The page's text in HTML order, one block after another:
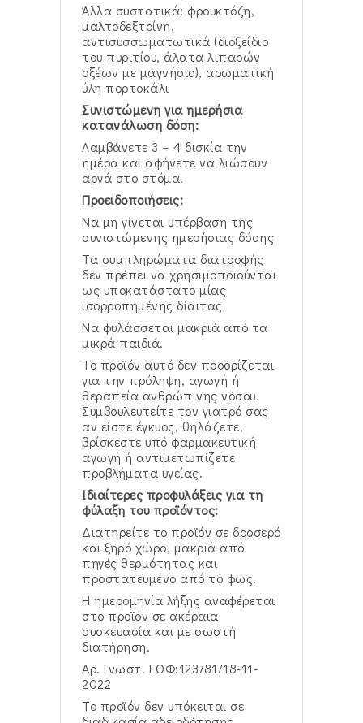
Άλλα συστατικά: φρουκτόζη,
μαλτοδεξτρίνη,
αντισυσσωματωτικά (διοξείδιο
του πυριτίου, άλατα λιπαρών
οξέων με μαγνήσιο), αρωματική
ύλη πορτοκάλι
Συνιστώμενη για ημερήσια
κατανάλωση δόση:
Λαμβάνετε 3 – 4 δισκία την
ημέρα και αφήνετε να λιώσουν
αργά στο στόμα.
Προειδοποιήσεις:
Να μη γίνεται υπέρβαση της
συνιστώμενης ημερήσιας δόσης
Τα συμπληρώματα διατροφής
δεν πρέπει να χρησιμοποιούνται
ως υποκατάστατο μίας
ισορροπημένης δίαιτας
Να φυλάσσεται μακριά από τα
μικρά παιδιά.
Το προϊόν αυτό δεν προορίζεται
για την πρόληψη, αγωγή ή
θεραπεία ανθρώπινης νόσου.
Συμβουλευτείτε τον γιατρό σας
αν είστε έγκυος, θηλάζετε,
βρίσκεστε υπό φαρμακευτική
αγωγή ή αντιμετωπίζετε
προβλήματα υγείας.
Ιδιαίτερες προφυλάξεις για τη
φύλαξη του προϊόντος:
Διατηρείτε το προϊόν σε δροσερό
και ξηρό χώρο, μακριά από
πηγές θερμότητας και
προστατευμένο από το φως.
Η ημερομηνία λήξης αναφέρεται
στο προϊόν σε ακέραια
συσκευασία και με σωστή
διατήρηση.
Αρ. Γνωστ. ΕΟΦ:123781/18-11-
2022
Το προϊόν δεν υπόκειται σε